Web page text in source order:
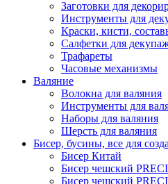
Заготовки для
Инструменты для
Краски, кисти,
Салфетки для
Трафареты
Часовые механизмы
Валяние
Волокна для валяния
Инструменты для
Наборы для валяния
Шерсть для валяния
Бисер, бусины, все для
Бисер Китай
Бисер чешский
Бисер чешский